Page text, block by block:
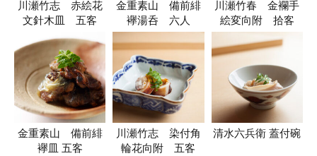
川瀬竹志 赤絵花
文針木皿 五客
金重素山 備前緋
襷湯呑 六人
川瀬竹春 金襴手
絵変向附 拾客
金重素山 備前緋
襷皿 五客
川瀬竹志 染付角
輪花向附 五客
清水六兵衛 蓋付碗